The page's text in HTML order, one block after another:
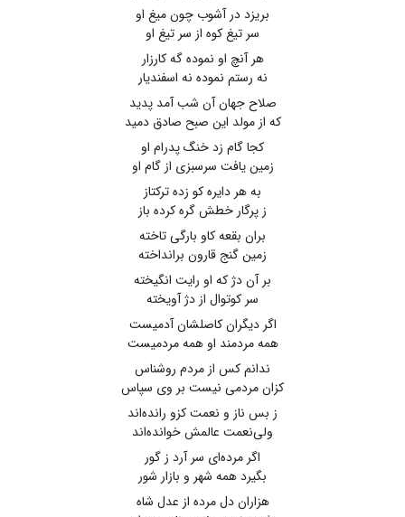
بریزد در آشوب چون میغ او
سر تیغ کوه از سر تیغ او
هر آنچ او نموده گه کارزار
نه رستم نموده نه اسفندیار
صلاح جهان آن شب آمد پدید
که از مولد این صبح صادق دمید
کجا گام زد خنگ پدرام او
زمین یافت سرسبزی از گام او
به هر دایره کو زده ترکتاز
ز پرگار خطش گره کرده باز
بران بقعه کاو بارگی تاخته
زمین گنج قارون برانداخته
بر آن دژ که او رایت انگیخته
سر کوتوال از دژ آویخته
اگر دیگران کاصلشان آدمیست
همه مردمند او همه مردمیست
ندانم کس از مردم روشناس
کزان مردمی نیست بر وی سپاس
ز بس ناز و نعمت کزو رانده‌اند
ولی‌نعمت عالمش خوانده‌اند
اگر مرده‌ای سر آرد ز گور
بگیرد همه شهر و بازار شور
هزاران دل مرده از عدل شاه